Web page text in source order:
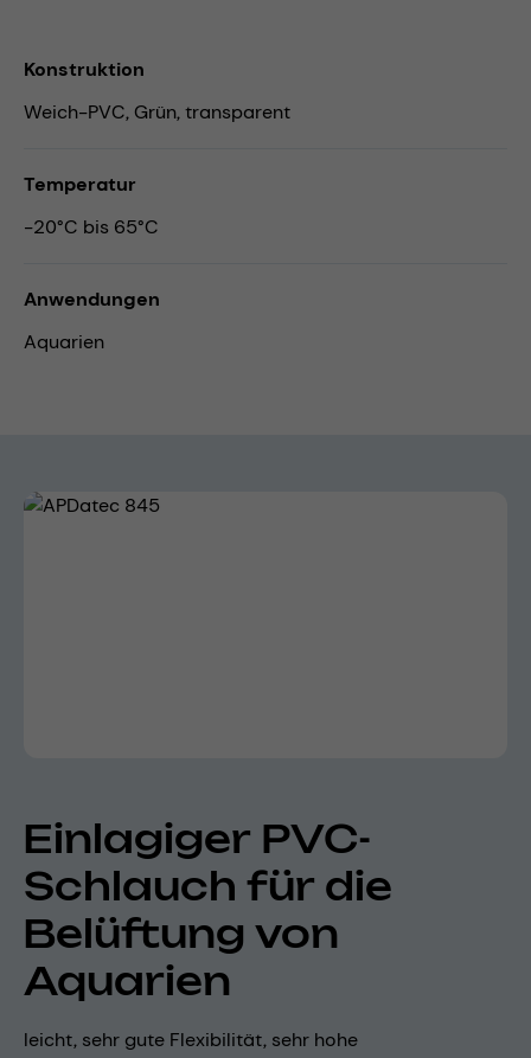
Konstruktion
Weich-PVC, Grün, transparent
Temperatur
-20°C bis 65°C
Anwendungen
Aquarien
Bildergalerie überspringen
Einlagiger PVC-
Schlauch für die
Belüftung von
Aquarien
leicht, sehr gute Flexibilität, sehr hohe